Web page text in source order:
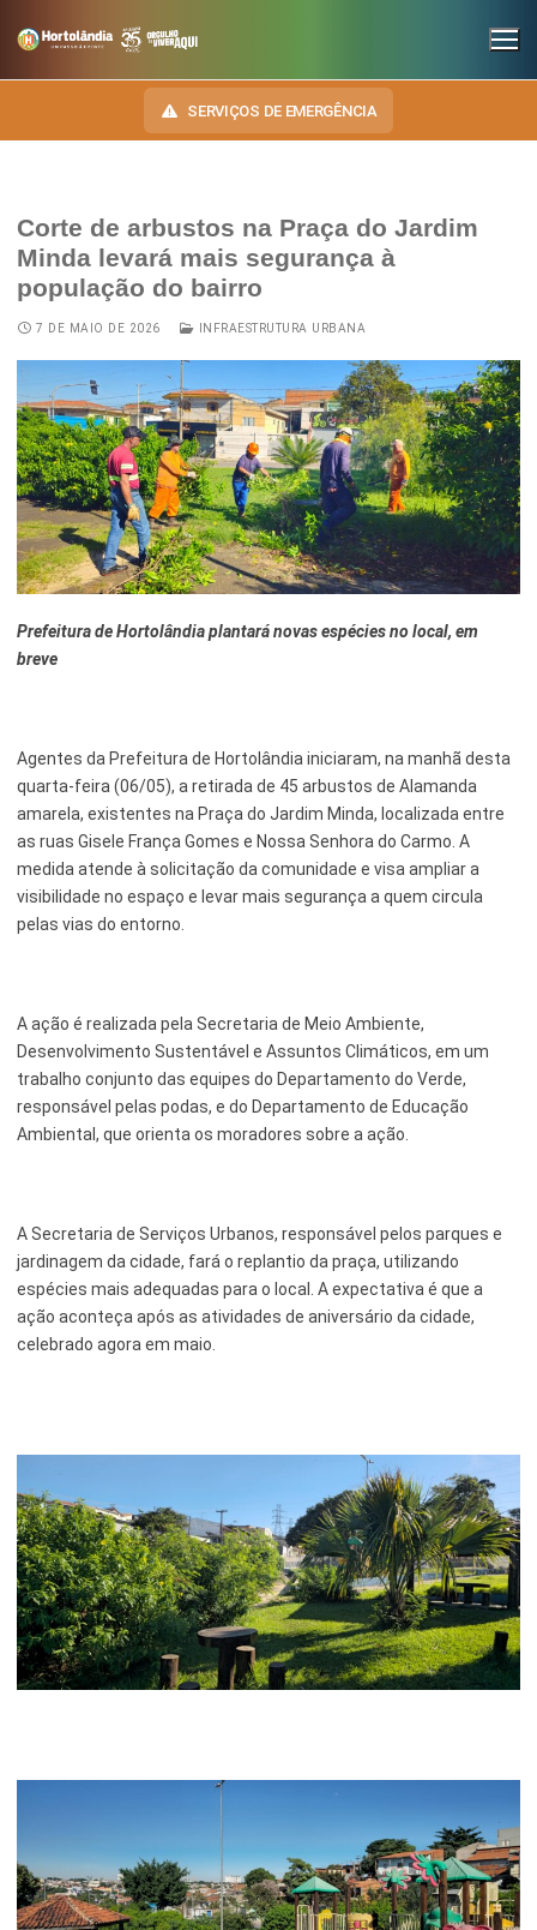
SERVIÇOS DE EMERGÊNCIA
INSTITUCIONAL
SECRETARIAS
Administração e Gestão de Pessoal
Assuntos Jurídicos
Cultura
Desenvolvimento Econômico, Trabalho, Turismo e Inovação
Educação, Ciência e Tecnologia
Esporte e Lazer
Finanças
Governo
Inclusão e Desenvolvimento Social
Meio Ambiente, Desenvolvimento Sustentável e Assuntos
Climáticos
Mobilidade Urbana
Obras
Saúde
Segurança Pública
Serviços Urbanos
NOSSA CIDADE
HINO, BRASÃO E BANDEIRA
Autoridades do Município
Downloads
Telefones Úteis
Notícias Anteriores a 2024
TRANSPARÊNCIA
OUVIDORIA
DIÁRIO OFICIAL
LEIS MUNICIPAIS
Corte de arbustos na Praça do Jardim
Minda levará mais segurança à
população do bairro
7 DE MAIO DE 2026 INFRAESTRUTURA URBANA
Prefeitura de Hortolândia plantará novas espécies no local, em
breve
Agentes da Prefeitura de Hortolândia iniciaram, na manhã desta
quarta-feira (06/05), a retirada de 45 arbustos de Alamanda
amarela, existentes na Praça do Jardim Minda, localizada entre
as ruas Gisele França Gomes e Nossa Senhora do Carmo. A
medida atende à solicitação da comunidade e visa ampliar a
visibilidade no espaço e levar mais segurança a quem circula
pelas vias do entorno.
A ação é realizada pela Secretaria de Meio Ambiente,
Desenvolvimento Sustentável e Assuntos Climáticos, em um
trabalho conjunto das equipes do Departamento do Verde,
responsável pelas podas, e do Departamento de Educação
Ambiental, que orienta os moradores sobre a ação.
A Secretaria de Serviços Urbanos, responsável pelos parques e
jardinagem da cidade, fará o replantio da praça, utilizando
espécies mais adequadas para o local. A expectativa é que a
ação aconteça após as atividades de aniversário da cidade,
celebrado agora em maio.